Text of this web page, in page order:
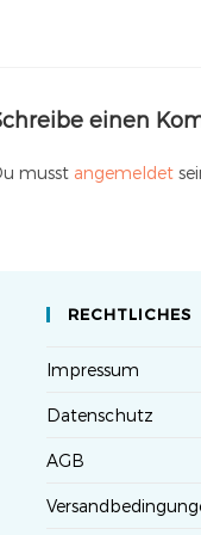
einen
musst angemeldet
RECHTLICHES
Impressum
Datenschutz
AGB